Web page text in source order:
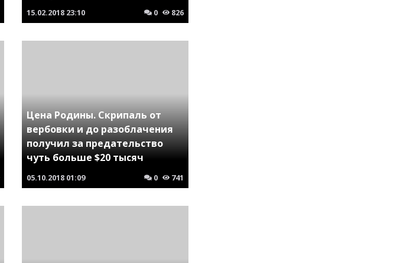
15.02.2018 23:10 0 826
Цена Родины. Скрипаль от
вербовки и до разоблачения
получил за предательство
чуть больше $20 тысяч
05.10.2018 01:09 0 741